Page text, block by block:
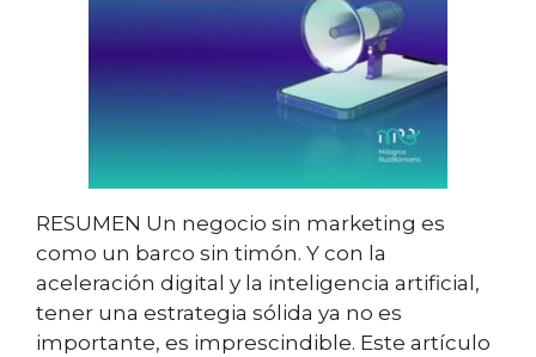
RESUMEN Un negocio sin marketing es
como un barco sin timón. Y con la
aceleración digital y la inteligencia artificial,
tener una estrategia sólida ya no es
importante, es imprescindible. Este artículo